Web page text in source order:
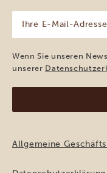
Mail-
Adresse
(erforderlich)
Wenn Sie unseren
unserer
Allgemeine